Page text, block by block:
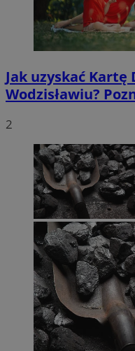
Jak uzyskać Kartę
Wodzisławiu?
2